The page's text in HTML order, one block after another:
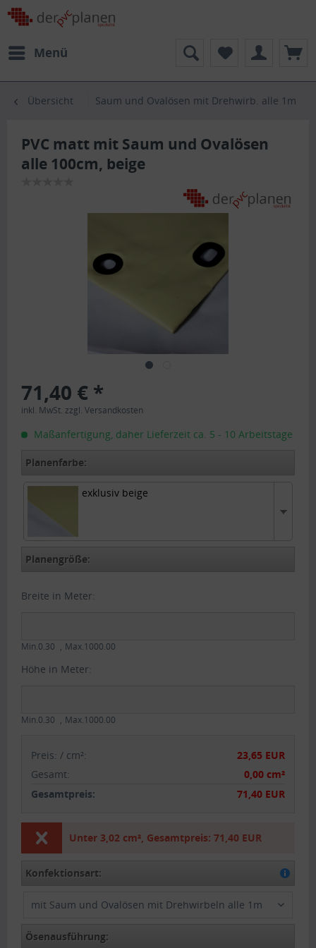
Menü
Übersicht Saum und Ovalösen mit Drehwirb. alle 1m
PVC matt mit Saum und Ovalösen
alle 100cm, beige
71,40 € *
inkl. MwSt. zzgl. Versandkosten
Maßanfertigung, daher Lieferzeit ca. 5 - 10 Arbeitstage
Planenfarbe:
exklusiv beigeexklusiv beige
Planengröße:
Breite in Meter:
Min.0.30 Max.1000.00
Höhe in Meter:
Min.0.30 Max.1000.00
Preis: / cm²:
23,65 EUR
Gesamt:
0,00 cm²
Gesamtpreis:
71,40 EUR
Unter3,02 cm², Gesamtpreis: 71,40 EUR
Konfektionsart:
mit Saum und Ovalösen mit Drehwirbeln alle 1m
Ösenausführung: